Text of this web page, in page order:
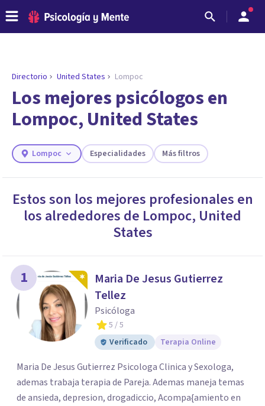
ENCONTRAR MI TERAPEUTA
¿Necesitas ayuda para encontrar el
psicólogo adecuado?
Responde a unas breves preguntas y te ofreceremos
necesidades.
Directorio United States Lompoc
Los mejores psicólogos en
Lompoc, United States
Lompoc Especialidades Más filtros
Estos son los mejores profesionales en
los alrededores de Lompoc, United
States
1
Maria De Jesus Gutierrez
Tellez
Psicóloga
5 / 5
Verificado
Terapia Online
Maria De Jesus Gutierrez Psicologa Clinica y Sexologa,
ademas trabaja terapia de Pareja. Ademas maneja temas
de ansieda, depresion, drogadiccio, Acompa{amiento en